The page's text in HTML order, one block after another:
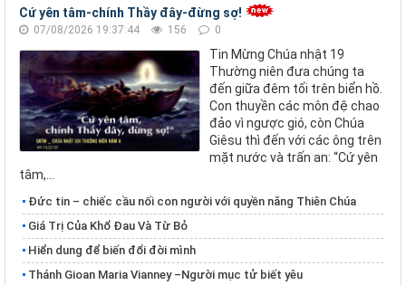
Cứ yên tâm-chính Thầy đây-đừng sợ!
07/08/2026 19:37:44 156 0
Tin Mừng Chúa nhật 19
Thường niên đưa chúng ta
đến giữa đêm tối trên biển hồ.
Con thuyền các môn đệ chao
đảo vì ngược gió, còn Chúa
Giêsu thì đến với các ông trên
mặt nước và trấn an: “Cứ yên
tâm,...
Đức tin – chiếc cầu nối con người với quyền năng Thiên Chúa
Giá Trị Của Khổ Ðau Và Từ Bỏ
Hiển dung để biến đổi đời mình
Thánh Gioan Maria Vianney –Người mục tử biết yêu